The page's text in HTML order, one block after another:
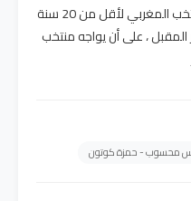
و بعد مواجهة اسبانيا ،سيخوض المنتخب المغربي لأقل من 20 سنة
ضد البرازيل يوم 2 أكتوبر المقبل ، على أن يواجه منتخب